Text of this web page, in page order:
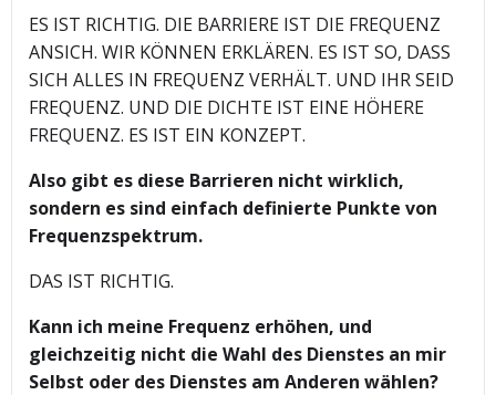
ES IST RICHTIG. DIE BARRIERE IST DIE FREQUENZ
ANSICH. WIR KÖNNEN ERKLÄREN. ES IST SO, DASS
SICH ALLES IN FREQUENZ VERHÄLT. UND IHR SEID
FREQUENZ. UND DIE DICHTE IST EINE HÖHERE
FREQUENZ. ES IST EIN KONZEPT.
Also gibt es diese Barrieren nicht wirklich,
sondern es sind einfach definierte Punkte von
Frequenzspektrum.
DAS IST RICHTIG.
Kann ich meine Frequenz erhöhen, und
gleichzeitig nicht die Wahl des Dienstes an mir
Selbst oder des Dienstes am Anderen wählen?